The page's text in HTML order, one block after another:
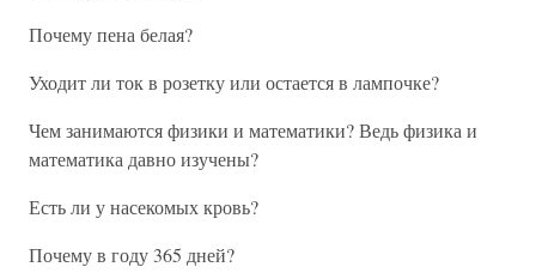
Почему пена белая?
Уходит ли ток в розетку или остается в лампочке?
Чем занимаются физики и математики? Ведь физика и
математика давно изучены?
Есть ли у насекомых кровь?
Почему в году 365 дней?